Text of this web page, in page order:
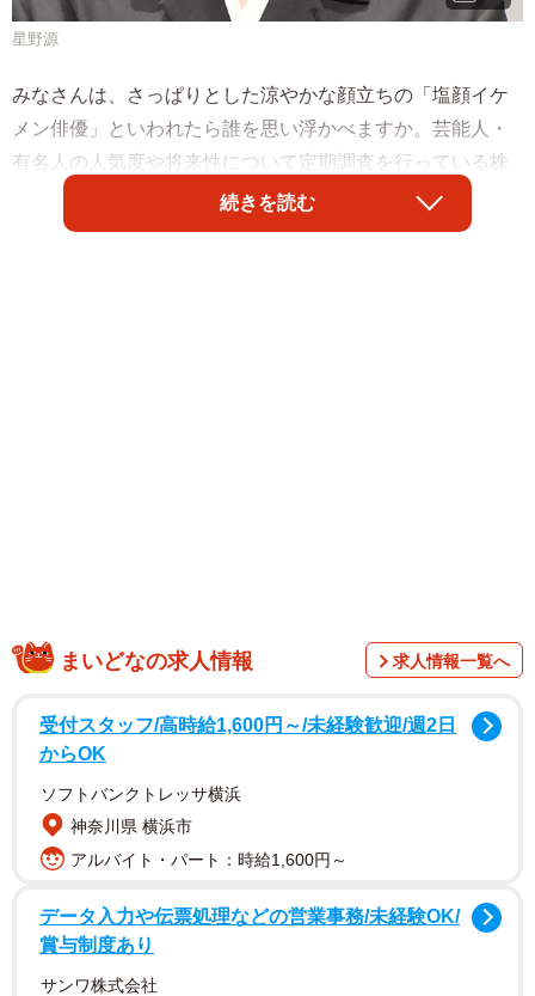
星野源
みなさんは、さっぱりとした涼やかな顔立ちの「塩顔イケ
メン俳優」といわれたら誰を思い浮かべますか。芸能人・
有名人の人気度や将来性について定期調査を行っている株
式会社アーキテクト（東京都港区）が、このほど発表した
「塩顔のイケメン俳優人気ランキング」によると、「神木
同社は、一都三県在住の10～60代男女・計1100人を対象に
と名前を知っている）と「誘引率（見たい・聴きたい・知
りたい）」のデータを掛け合わせて算出された独自の指標
「パワースコア」をもとにタレントランキングを作成して
います。
続きを読む
まいどなの求人情報 求人情報一覧へ
受付スタッフ/高時給1,600円～/未経験歓迎/週2日
からOK
ソフトバンクトレッサ横浜
神奈川県 横浜市
アルバイト・パート：時給1,600円～
データ入力や伝票処理などの営業事務/未経験OK/
賞与制度あり
サンワ株式会社